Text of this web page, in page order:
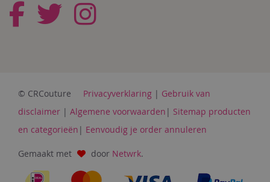
© CRCouture Privacyverklaring | Gebruik van
disclaimer | Algemene voorwaarden | Sitemap producten
en categorieën | Eenvoudig je order annuleren
Gemaakt met door Netwrk.